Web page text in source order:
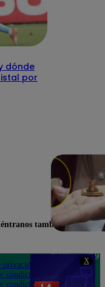
X
dónde
por
también en
condiciones
condiciones
Teléfono: 219
Av. San